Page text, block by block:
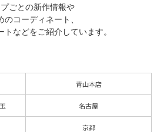
ごとの新作情報や
のコーディネート、
などをご紹介しています。
青山本店
名古屋
京都